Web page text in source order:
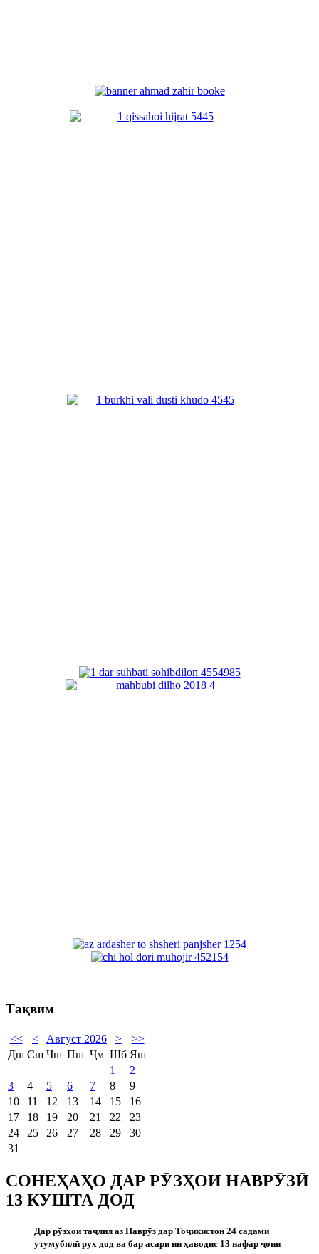
Тақвим
<< < Август 2026 >
>>
Дш Сш Чш Пш Ҷм Шб Яш
1
2
3
4 5 6 7 8
9
10
11 12 13 14 15
16
17
18 19 20 21 22
23
24
25 26 27 28 29
30
31
СОНЕҲАҲО ДАР РӮЗҲОИ НАВРӮЗӢ
13 КУШТА ДОД
Дар рӯзҳои таҷлил аз Наврӯз дар Тоҷикистон 24 садами
утумубилӣ рух дод ва бар асари ин ҳаводис 13 нафар ҷони